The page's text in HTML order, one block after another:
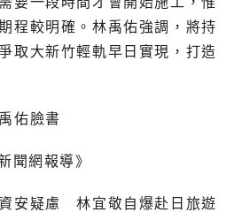
程較明確。林禹佑強調，將持
取大新竹輕軌早日實現，打造
佑臉書
聞網報導》
安疑慮 林宜敬自爆赴日旅遊